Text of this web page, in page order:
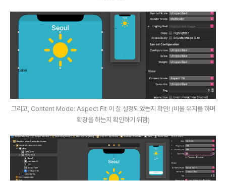
그리고, Content Mode: Aspect Fit 이 잘 설정되었는지 확인! (비율 유지를 하며
확장을 하는지 확인하기 위함)